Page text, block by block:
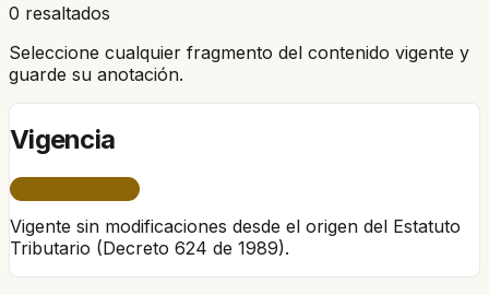
0 resaltados
Seleccione cualquier fragmento del contenido vigente y
guarde su anotación.
Vigencia
Vigente sin modificaciones desde el origen del Estatuto
Tributario (Decreto 624 de 1989).